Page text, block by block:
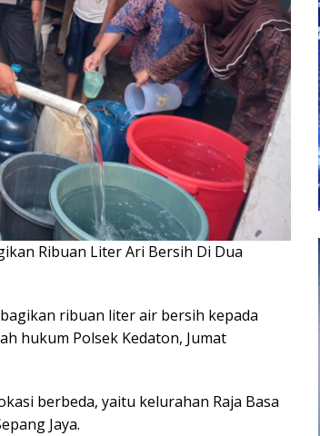
Ribuan Liter Ari Bersih Di Dua
ribuan liter air bersih kepada
hukum Polsek Kedaton, Jumat
berbeda, yaitu kelurahan Raja Basa
Jaya.